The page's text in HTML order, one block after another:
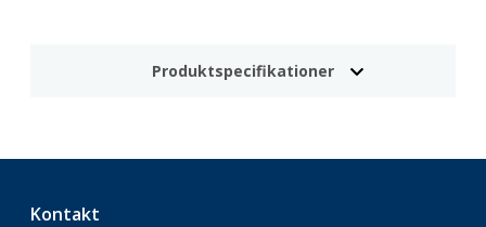
Produktspecifikationer
Kontakt